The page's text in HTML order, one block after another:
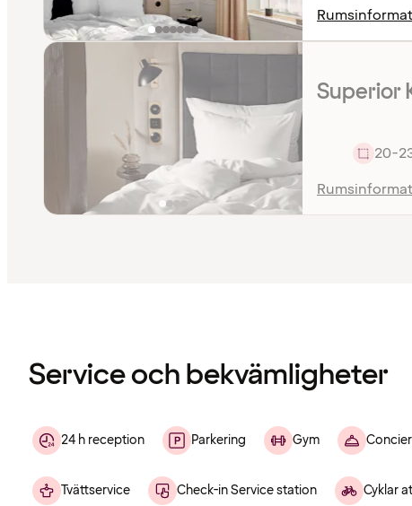
Superior
20-
Service och bekvämligheter
24 h reception Parkering Gym
Tvättservice Check-in Service station Cyklar